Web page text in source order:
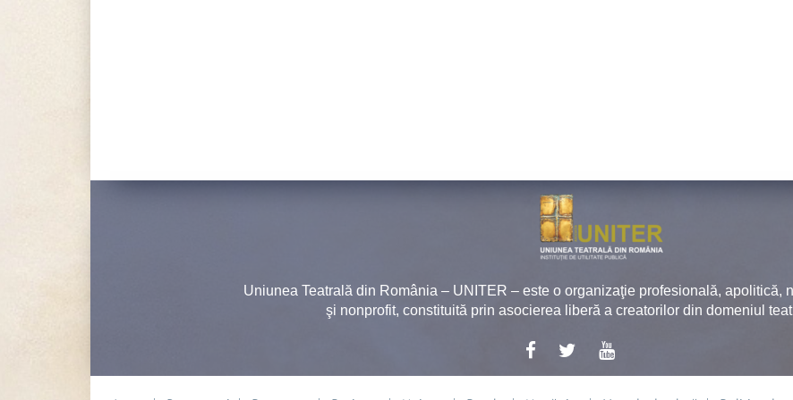
Uniunea Teatrală din România – UNITER – este o organizaţie profesională, apolitică,
şi nonprofit, constituită prin asocierea liberă a creatorilor din domeniul